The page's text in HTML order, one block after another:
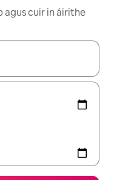
agus cuir in áirithe
le